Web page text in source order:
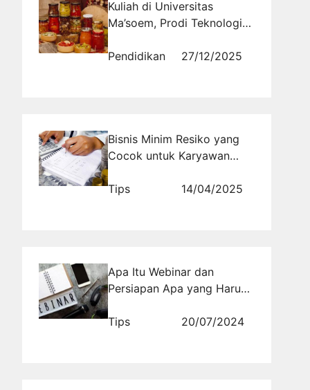
Kuliah di Universitas
Ma’soem, Prodi Teknologi
Trending
Pendidikan 27/12/2025
Bisnis Minim Resiko yang
Cocok untuk Karyawan
Tips
14/04/2025
Apa Itu Webinar dan
Persiapan Apa yang Harus
Tips
20/07/2024